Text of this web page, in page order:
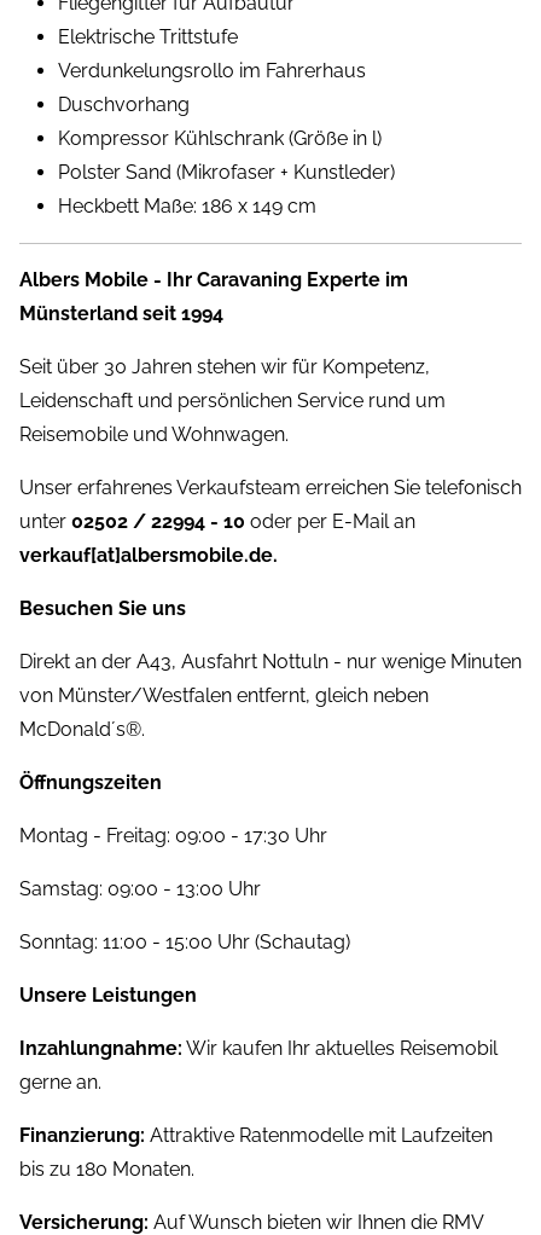
Elektrische Trittstufe
Verdunkelungsrollo im Fahrerhaus
Duschvorhang
Kompressor Kühlschrank (Größe in l)
Polster Sand (Mikrofaser + Kunstleder)
Heckbett Maße: 186 x 149 cm
Albers Mobile - Ihr Caravaning Experte im
Münsterland seit 1994
Seit über 30 Jahren stehen wir für Kompetenz,
Leidenschaft und persönlichen Service rund um
Reisemobile und Wohnwagen.
Unser erfahrenes Verkaufsteam erreichen Sie telefonisch
unter 02502 / 22994 - 10 oder per E-Mail an
verkauf[at]albersmobile.de.
Besuchen Sie uns
Direkt an der A43, Ausfahrt Nottuln - nur wenige Minuten
von Münster/Westfalen entfernt, gleich neben
McDonald´s®.
Öffnungszeiten
Montag - Freitag: 09:00 - 17:30 Uhr
Samstag: 09:00 - 13:00 Uhr
Sonntag: 11:00 - 15:00 Uhr (Schautag)
Unsere Leistungen
Inzahlungnahme: Wir kaufen Ihr aktuelles Reisemobil
gerne an.
Finanzierung: Attraktive Ratenmodelle mit Laufzeiten
bis zu 180 Monaten.
Versicherung: Auf Wunsch bieten wir Ihnen die RMV